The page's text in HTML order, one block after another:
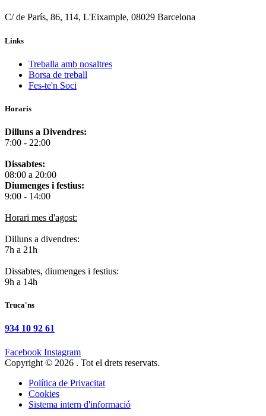
C/ de París, 86, 114, L'Eixample, 08029 Barcelona
Links
Treballa amb nosaltres
Borsa de treball
Fes-te'n Soci
Horaris
Dilluns a Divendres:
7:00 - 22:00
Dissabtes:
08:00 a 20:00
Diumenges i festius:
9:00 - 14:00
Horari mes d'agost:
Dilluns a divendres:
7h a 21h
Dissabtes, diumenges i festius:
9h a 14h
Truca'ns
934 10 92 61
Facebook Instagram
Copyright © 2026 . Tot el drets reservats.
Política de Privacitat
Cookies
Sistema intern d'informació